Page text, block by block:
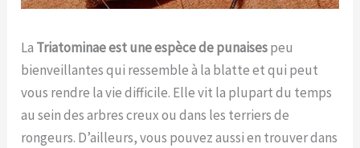
La Triatominae est une espèce de punaisespeu
bienveillantes qui ressemble à la blatte et qui peut
vous rendre la vie difficile. Elle vit la plupart du temps
au sein des arbres creux ou dans les terriers de
rongeurs. D’ailleurs, vous pouvez aussi en trouver dans